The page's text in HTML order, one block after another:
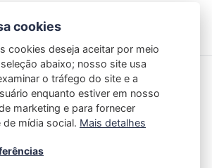
updates and to hear what's going on
cookies
cookies deseja aceitar por meio
abaixo; nosso site usa
o tráfego do site e a
enquanto estiver em nosso
marketing e para fornecer
mídia social. Mais detalhes